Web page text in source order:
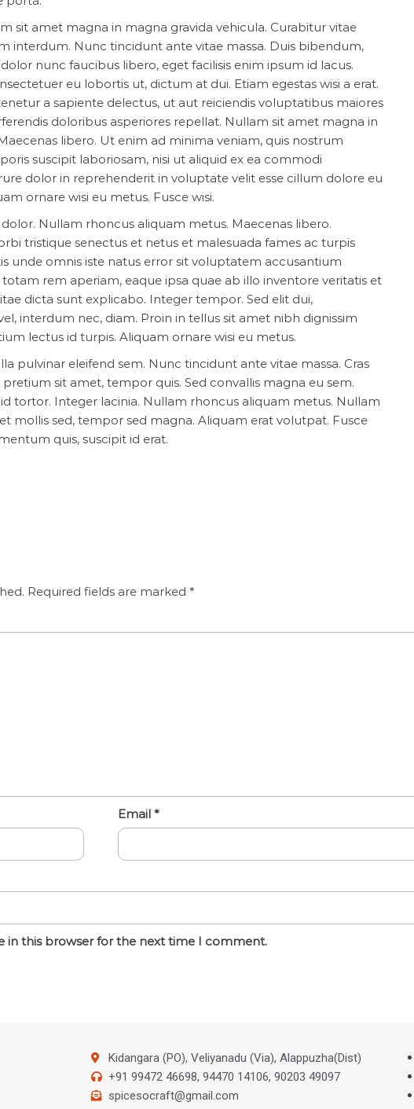
sit amet magna in magna gravida vehicula. Curabitur vitae
interdum. Nunc tincidunt ante vitae massa. Duis bibendum,
nunc faucibus libero, eget facilisis enim ipsum id lacus.
eu lobortis ut, dictum at dui. Etiam egestas wisi a erat.
a sapiente delectus, ut aut reiciendis voluptatibus maiores
doloribus asperiores repellat. Nullam sit amet magna in
libero. Ut enim ad minima veniam, quis nostrum
suscipit laboriosam, nisi ut aliquid ex ea commodi
dolor in reprehenderit in voluptate velit esse cillum dolore eu
ornare wisi eu metus. Fusce wisi.
Nullam rhoncus aliquam metus. Maecenas libero.
tristique senectus et netus et malesuada fames ac turpis
unde omnis iste natus error sit voluptatem accusantium
rem aperiam, eaque ipsa quae ab illo inventore veritatis et
dicta sunt explicabo. Integer tempor. Sed elit dui,
interdum nec, diam. Proin in tellus sit amet nibh dignissim
lectus id turpis. Aliquam ornare wisi eu metus.
pulvinar eleifend sem. Nunc tincidunt ante vitae massa. Cras
sit amet, tempor quis. Sed convallis magna eu sem.
tortor. Integer lacinia. Nullam rhoncus aliquam metus. Nullam
mollis sed, tempor sed magna. Aliquam erat volutpat. Fusce
quis, suscipit id erat.
Required fields are marked *
Email *
in this browser for the next time I comment.
Kidangara (PO), Veliyanadu (Via), Alappuzha(Dist)
+91 99472 46698, 94470 14106, 90203 49097
spicesocraft@gmail.com